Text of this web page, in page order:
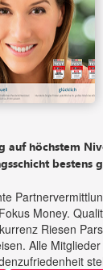
auf höchstem
bestens
Money.
Riesen
Alle